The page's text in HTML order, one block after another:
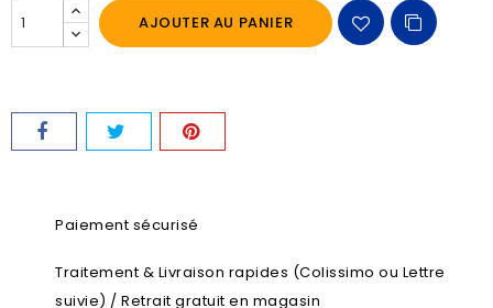
AJOUTER AU PANIER
Paiement sécurisé
Traitement & Livraison rapides (Colissimo ou Lettre
suivie) / Retrait gratuit en magasin